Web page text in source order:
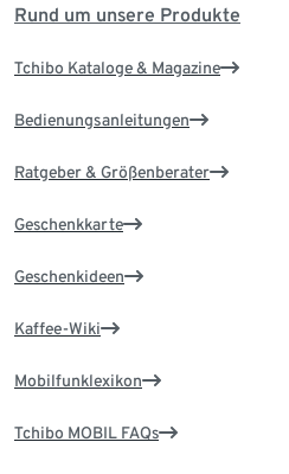
Rund um unsere Produkte
Tchibo Kataloge & Magazine
Bedienungsanleitungen
Ratgeber & Größenberater
Geschenkkarte
Geschenkideen
Kaffee-Wiki
Mobilfunklexikon
Tchibo MOBIL FAQs